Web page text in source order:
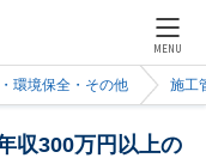
MENU
環境保全・その他 施工
収300万円以上の